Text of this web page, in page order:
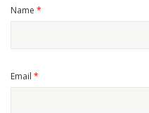
Name *
Email *